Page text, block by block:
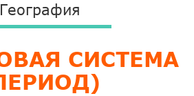
География
СИСТЕМА